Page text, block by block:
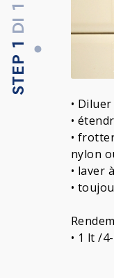
STEP 1
DI 1
•
•
•
nylon
• laver
•
• 1 lt /